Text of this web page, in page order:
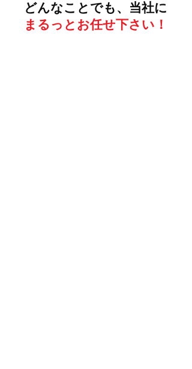
どんなことでも、当社に
まるっとお任せ下さい！